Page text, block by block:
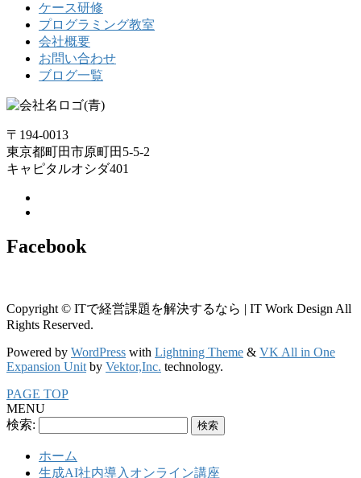
ケース研修
プログラミング教室
会社概要
お問い合わせ
ブログ一覧
〒194-0013
東京都町田市原町田5-5-2
キャピタルオシダ401
Facebook
Copyright © ITで経営課題を解決するなら | IT Work Design All
Rights Reserved.
Powered by WordPress with Lightning Theme & VK All in One
Expansion Unit by Vektor,Inc. technology.
PAGE TOP
MENU
検索:
ホーム
生成AI社内導入オンライン講座